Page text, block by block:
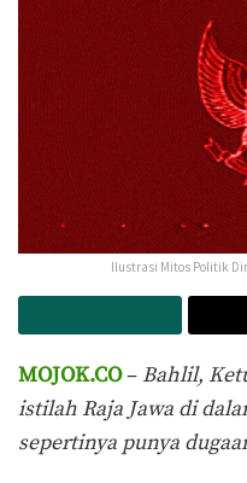
Ilustrasi Mitos Politik
MOJOK.CO– Bahlil,
istilah Raja Jawa di
sepertinya punya